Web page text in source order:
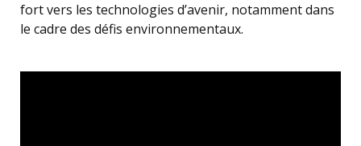
fort vers les technologies d’avenir, notamment dans
le cadre des défis environnementaux.